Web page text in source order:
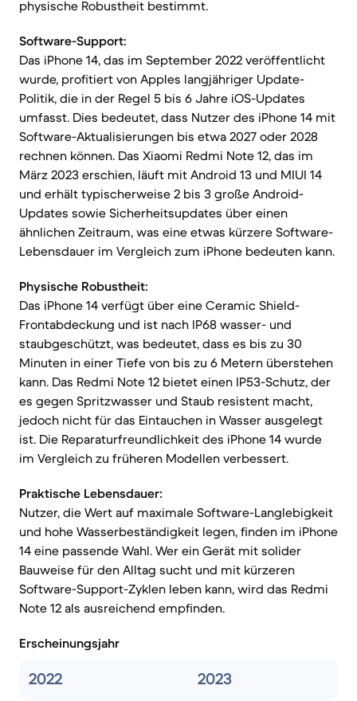
physische Robustheit bestimmt.
Software-Support:
Das iPhone 14, das im September 2022 veröffentlicht
wurde, profitiert von Apples langjähriger Update-
Politik, die in der Regel 5 bis 6 Jahre iOS-Updates
umfasst. Dies bedeutet, dass Nutzer des iPhone 14 mit
Software-Aktualisierungen bis etwa 2027 oder 2028
rechnen können. Das Xiaomi Redmi Note 12, das im
März 2023 erschien, läuft mit Android 13 und MIUI 14
und erhält typischerweise 2 bis 3 große Android-
Updates sowie Sicherheitsupdates über einen
ähnlichen Zeitraum, was eine etwas kürzere Software-
Lebensdauer im Vergleich zum iPhone bedeuten kann.
Physische Robustheit:
Das iPhone 14 verfügt über eine Ceramic Shield-
Frontabdeckung und ist nach IP68 wasser- und
staubgeschützt, was bedeutet, dass es bis zu 30
Minuten in einer Tiefe von bis zu 6 Metern überstehen
kann. Das Redmi Note 12 bietet einen IP53-Schutz, der
es gegen Spritzwasser und Staub resistent macht,
jedoch nicht für das Eintauchen in Wasser ausgelegt
ist. Die Reparaturfreundlichkeit des iPhone 14 wurde
im Vergleich zu früheren Modellen verbessert.
Praktische Lebensdauer:
Nutzer, die Wert auf maximale Software-Langlebigkeit
und hohe Wasserbeständigkeit legen, finden im iPhone
14 eine passende Wahl. Wer ein Gerät mit solider
Bauweise für den Alltag sucht und mit kürzeren
Software-Support-Zyklen leben kann, wird das Redmi
Note 12 als ausreichend empfinden.
Erscheinungsjahr
2022 2023